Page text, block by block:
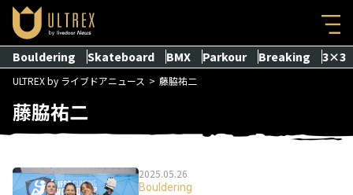
Bouldering Skateboard BMX Parkour Breaking 3×3
ULTREX by ライブドアニュース 藤脇祐二
藤脇祐二
2025.05.26
Bouldering